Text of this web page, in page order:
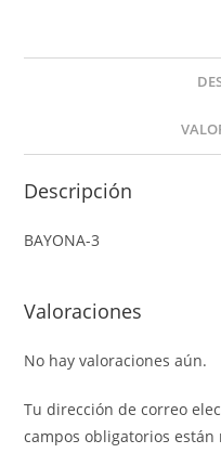
Descripción
BAYONA-3
Valoraciones
No hay valoraciones aún.
Tu dirección de correo
campos obligatorios están